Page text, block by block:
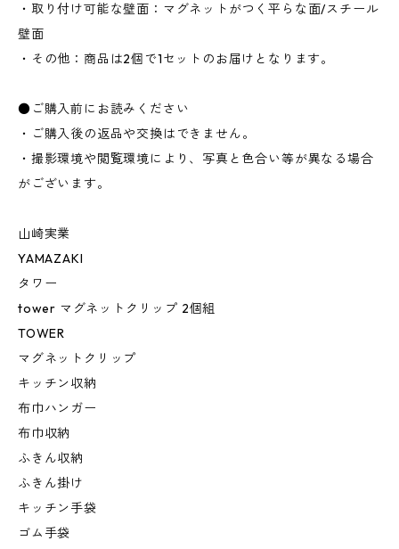
・取り付け可能な壁面：マグネットがつく平らな面/スチール
壁面
・その他：商品は2個で1セットのお届けとなります。
●ご購入前にお読みください
・ご購入後の返品や交換はできません。
・撮影環境や閲覧環境により、写真と色合い等が異なる場合
がございます。
山崎実業
YAMAZAKI
タワー
tower マグネットクリップ 2個組
TOWER
マグネットクリップ
キッチン収納
布巾ハンガー
布巾収納
ふきん収納
ふきん掛け
キッチン手袋
ゴム手袋